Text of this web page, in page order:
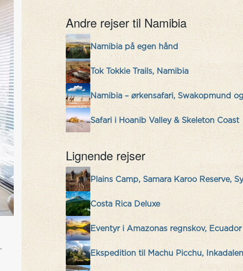
Andre rejser til Namibia
Namibia på egen hånd
Tok Tokkie Trails, Namibia
Namibia – ørkensafari, Swakopmund
Safari i Hoanib Valley & Skeleton Coast
Lignende rejser
Plains Camp, Samara Karoo Reserve,
Costa Rica Deluxe
Eventyr i Amazonas regnskov, Ecuador
Ekspedition til Machu Picchu,